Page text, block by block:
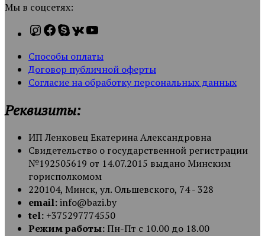
Мы в соцсетях:
Способы оплаты
Договор публичной оферты
Согласие на обработку персональных данных
Реквизиты:
ИП Ленковец Екатерина Александровна
Свидетельство о государственной регистрации
№192505619 от 14.07.2015 выдано Минским
горисполкомом
220104, Минск, ул. Ольшевского, 74 - 328
email:info@bazi.by
tel: +375297774550
Режим работы:Пн-Пт с 10.00 до 18.00